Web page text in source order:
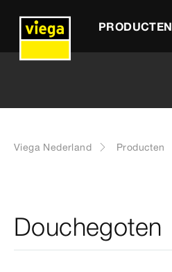
PRODUCTEN
Viega Nederland Producten
Douchegoten